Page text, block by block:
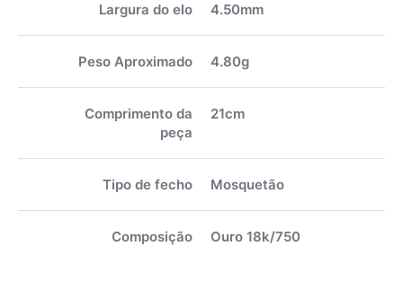
Largura do elo 4.50mm
Peso Aproximado 4.80g
Comprimento da
peça
21cm
Tipo de fecho Mosquetão
Composição Ouro 18k/750